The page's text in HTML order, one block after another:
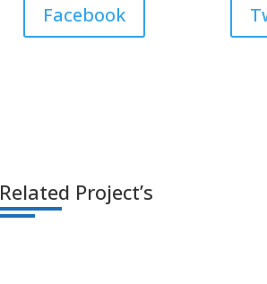
Facebook
Related Project’s